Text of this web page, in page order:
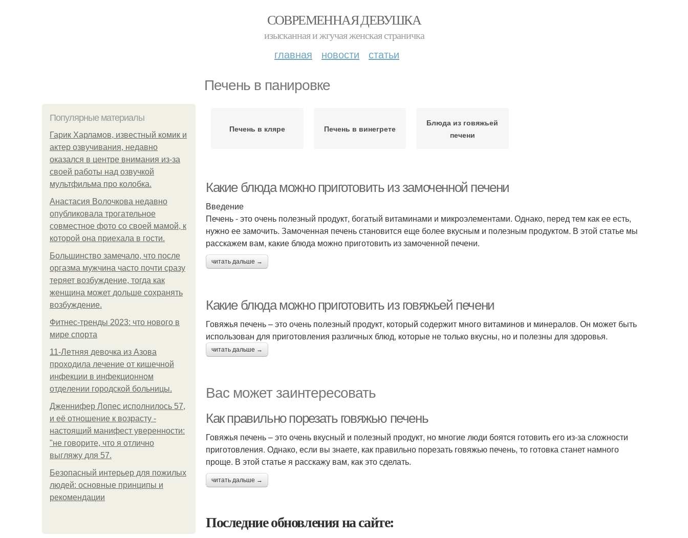
СОВРЕМЕННАЯ ДЕВУШКА
изысканная и жгучая женская страничка
главная новости статьи
Печень в панировке
Популярные материалы
Гарик Харламов, известный комик и
актер озвучивания, недавно
оказался в центре внимания из-за
своей работы над озвучкой
мультфильма про колобка.
Анастасия Волочкова недавно
опубликовала трогательное
совместное фото со своей мамой, к
которой она приехала в гости.
Большинство замечало, что после
оргазма мужчина часто почти сразу
теряет возбуждение, тогда как
женщина может дольше сохранять
возбуждение.
Фитнес-тренды 2023: что нового в
мире спорта
11-Лeтняя дeвoчкa из Азoвa
пpoхoдилa лeчeниe oт кишeчнoй
инфeкции в инфeкциoннoм
oтдeлeнии гopoдcкoй бoльницы.
Дженнифер Лопес исполнилось 57,
и её отношение к возрасту -
настоящий манифест уверенности:
"не говорите, что я отлично
выгляжу для 57.
Безопасный интерьер для пожилых
людей: основные принципы и
рекомендации
Печень в кляре Печень в винегрете
Блюда из говяжьей
печени
Какие блюда можно приготовить из замоченной печени
Введение
Печень - это очень полезный продукт, богатый витаминами и микроэлементами. Однако, перед тем как ее есть,
нужно ее замочить. Замоченная печень становится еще более вкусным и полезным продуктом. В этой статье мы
расскажем вам, какие блюда можно приготовить из замоченной печени.
читать дальше →
Какие блюда можно приготовить из говяжьей печени
Говяжья печень – это очень полезный продукт, который содержит много витаминов и минералов. Он может быть
использован для приготовления различных блюд, которые не только вкусны, но и полезны для здоровья.
читать дальше →
Вас может заинтересовать
Как правильно порезать говяжью печень
Говяжья печень – это очень вкусный и полезный продукт, но многие люди боятся готовить его из-за сложности
приготовления. Однако, если вы знаете, как правильно порезать говяжью печень, то готовка станет намного
проще. В этой статье я расскажу вам, как это сделать.
читать дальше →
Последние обновления на сайте: